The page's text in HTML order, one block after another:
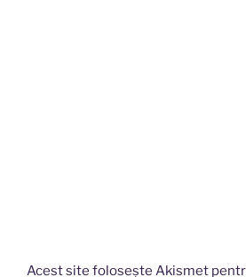
Acest site folosește Akismet